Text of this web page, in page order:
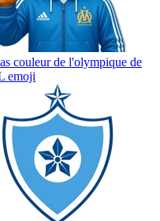
couleur de l'olympique de
emoji